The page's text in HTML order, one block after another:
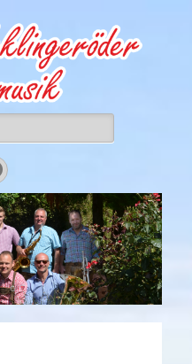
Original
Ecklingeröder
Blasmusik